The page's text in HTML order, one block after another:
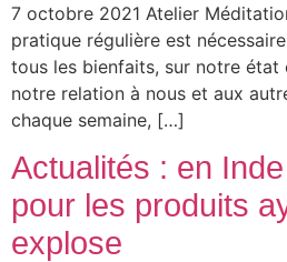
7 octobre 2021 Atelier
pratique régulière est
tous les bienfaits, sur notre état
notre relation à nous et aux
chaque semaine, […]
Actualités : en
pour les produits
explose